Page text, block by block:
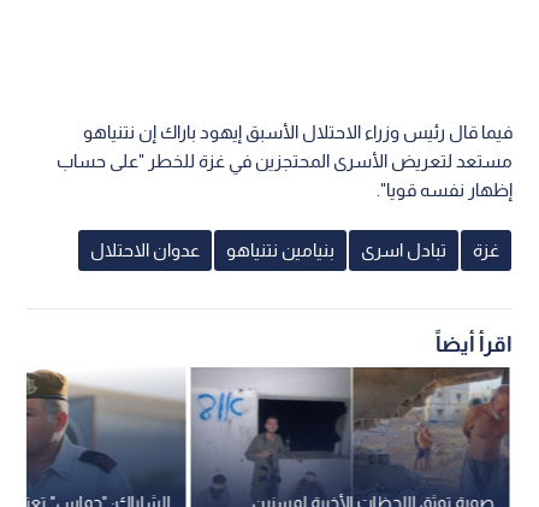
فيما قال رئيس وزراء الاحتلال الأسبق إيهود باراك إن نتنياهو
مستعد لتعريض الأسرى المحتجزين في غزة للخطر "على حساب
إظهار نفسه قويا".
غزة تبادل اسرى بنيامين نتنياهو عدوان الاحتلال
اقرأ أيضاً
الشاباك: "حماس" تعتبر
صورة توثق اللحظات الأخيرة لمسنين